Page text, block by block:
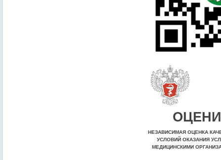
НЕЗАВИСИМАЯ ОЦЕНКА
УСЛОВИЙ ОКАЗАНИЯ
МЕДИЦИНСКИМИ